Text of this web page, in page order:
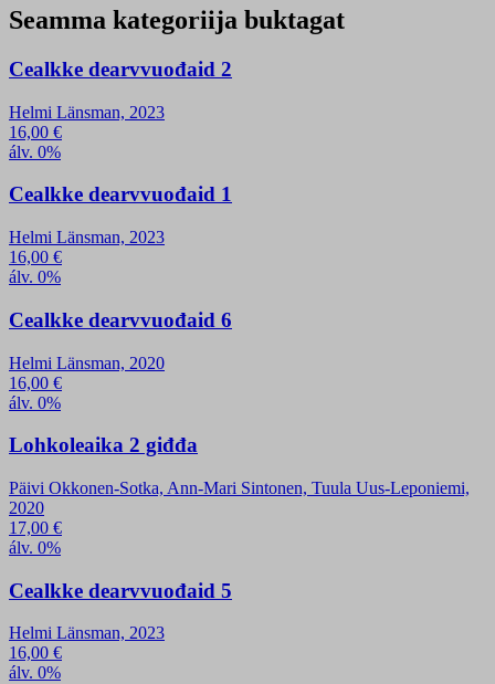
Seamma kategoriija buktagat
Cealkke dearvvuođaid 2
Helmi Länsman, 2023
16,00 €
álv. 0%
Cealkke dearvvuođaid 1
Helmi Länsman, 2023
16,00 €
álv. 0%
Cealkke dearvvuođaid 6
Helmi Länsman, 2020
16,00 €
álv. 0%
Lohkoleaika 2 giđđa
Päivi Okkonen-Sotka, Ann-Mari Sintonen, Tuula Uus-Leponiemi,
2020
17,00 €
álv. 0%
Cealkke dearvvuođaid 5
Helmi Länsman, 2023
16,00 €
álv. 0%